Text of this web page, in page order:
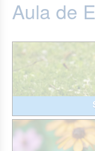
Aula de